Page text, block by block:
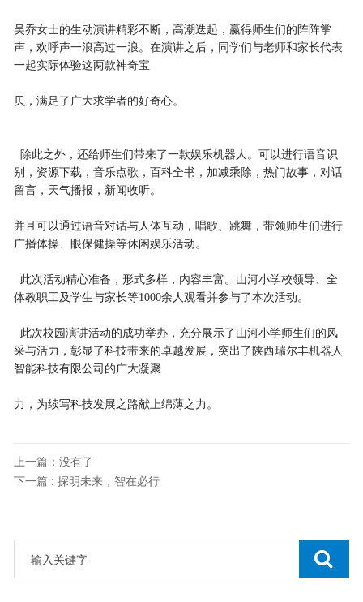
吴乔女士的生动演讲精彩不断，高潮迭起，赢得师生们的阵阵掌
声，欢呼声一浪高过一浪。在演讲之后，同学们与老师和家长代表
一起实际体验这两款神奇宝
贝，满足了广大求学者的好奇心。
除此之外，还给师生们带来了一款娱乐机器人。可以进行语音识
别，资源下载，音乐点歌，百科全书，加减乘除，热门故事，对话
留言，天气播报，新闻收听。
并且可以通过语音对话与人体互动，唱歌、跳舞，带领师生们进行
广播体操、眼保健操等休闲娱乐活动。
此次活动精心准备，形式多样，内容丰富。山河小学校领导、全
体教职工及学生与家长等1000余人观看并参与了本次活动。
此次校园演讲活动的成功举办，充分展示了山河小学师生们的风
采与活力，彰显了科技带来的卓越发展，突出了陕西瑞尔丰机器人
智能科技有限公司的广大凝聚
力，为续写科技发展之路献上绵薄之力。
上一篇：没有了
下一篇 : 探明未来，智在必行